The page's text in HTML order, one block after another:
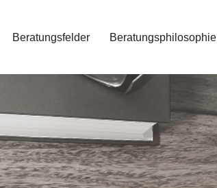
Beratungsfelder Beratungsphilosophie